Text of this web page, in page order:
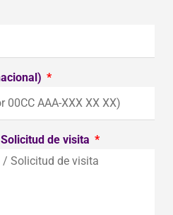
de visita